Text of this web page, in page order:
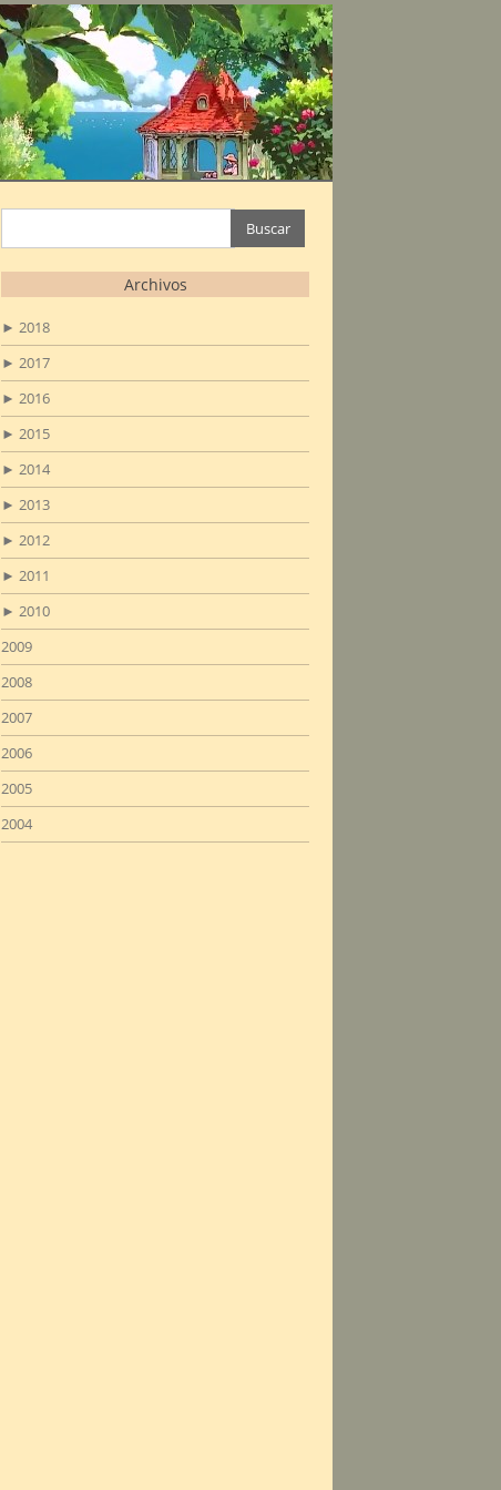
Archivos
► 2018
► 2017
► 2016
► 2015
► 2014
► 2013
► 2012
► 2011
► 2010
2009
2008
2007
2006
2005
2004